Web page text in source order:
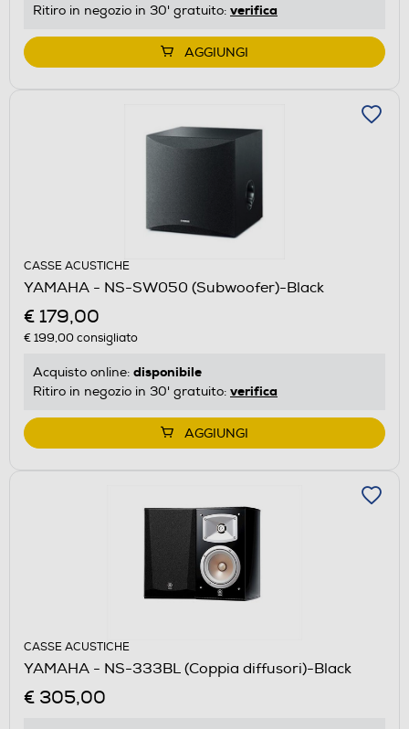
Ritiro in negozio in 30' gratuito: verifica
AGGIUNGI
CASSE ACUSTICHE
YAMAHA - NS-SW050 (Subwoofer)-Black
€ 179,00
€ 199,00consigliato
Acquisto online: disponibile
Ritiro in negozio in 30' gratuito: verifica
AGGIUNGI
CASSE ACUSTICHE
YAMAHA - NS-333BL (Coppia diffusori)-Black
€ 305,00